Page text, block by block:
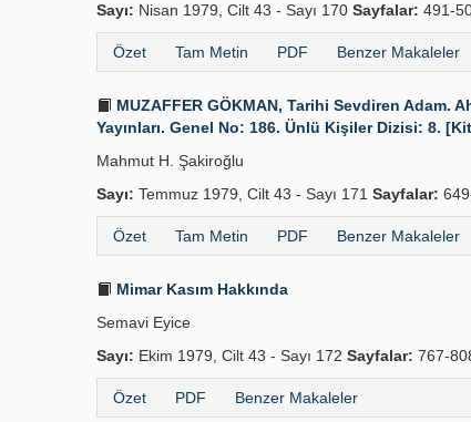
Sayı: Nisan 1979, Cilt 43 - Sayı 170 Sayfalar: 491-
Özet Tam Metin PDF Benzer Makaleler
MUZAFFER GÖKMAN, Tarihi Sevdiren Adam.
Yayınları. Genel No: 186. Ünlü Kişiler Dizisi: 8.
Mahmut H. Şakiroğlu
Sayı: Temmuz 1979, Cilt 43 - Sayı 171 Sayfalar:
Özet Tam Metin PDF Benzer Makaleler
Mimar Kasım Hakkında
Semavi Eyice
Sayı: Ekim 1979, Cilt 43 - Sayı 172 Sayfalar: 767-
Özet PDF Benzer Makaleler